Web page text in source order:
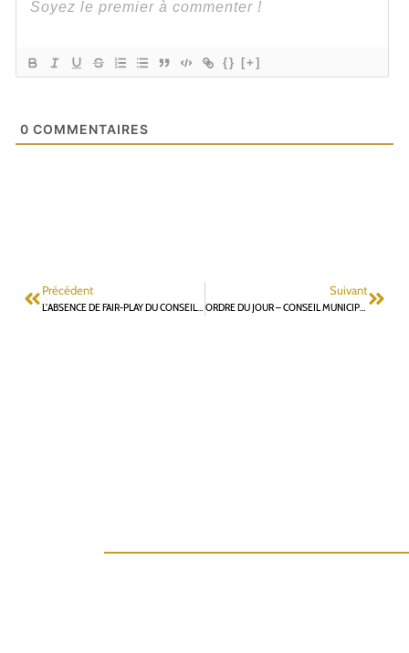
{} [+]
0 COMMENTAIRES
Précédent
L’ABSENCE DE FAIR-PLAY DU CONSEILLER DÉPARTEMENTAL SORTANT DE FONTENAY-AUX-ROSES
Suivant
ORDRE DU JOUR – CONSEIL MUNICIPAL DU 1ER JUILLET